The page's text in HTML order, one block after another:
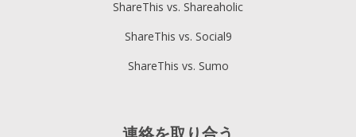
ShareThis vs. Shareaholic
ShareThis vs. Social9
ShareThis vs. Sumo